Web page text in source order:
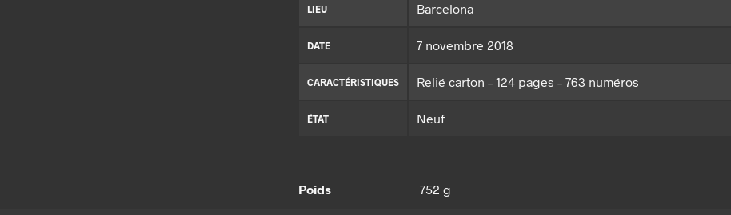
LIEU Barcelona
DATE 7 novembre 2018
CARACTÉRISTIQUES Relié carton – 124 pages – 763 numéros
ÉTAT Neuf
Poids 752 g